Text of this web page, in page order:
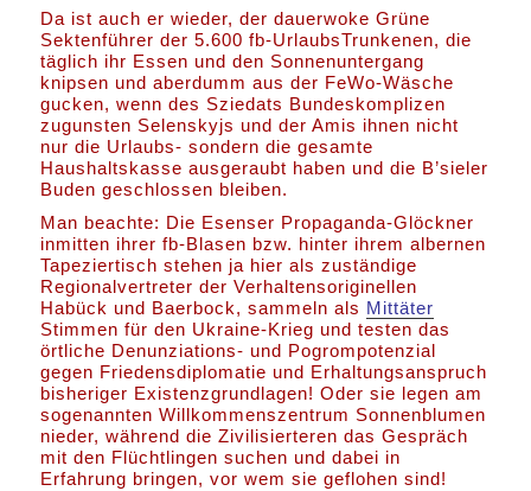
Da ist auch er wieder, der dauerwoke Grüne
Sektenführer der 5.600 fb-UrlaubsTrunkenen, die
täglich ihr Essen und den Sonnenuntergang
knipsen und aberdumm aus der FeWo-Wäsche
gucken, wenn des Sziedats Bundeskomplizen
zugunsten Selenskyjs und der Amis ihnen nicht
nur die Urlaubs- sondern die gesamte
Haushaltskasse ausgeraubt haben und die B’sieler
Buden geschlossen bleiben.
Man beachte: Die Esenser Propaganda-Glöckner
inmitten ihrer fb-Blasen bzw. hinter ihrem albernen
Tapeziertisch stehen ja hier als zuständige
Regionalvertreter der Verhaltensoriginellen
Habück und Baerbock, sammeln als Mittäter
Stimmen für den Ukraine-Krieg und testen das
örtliche Denunziations- und Pogrompotenzial
gegen Friedensdiplomatie und Erhaltungsanspruch
bisheriger Existenzgrundlagen! Oder sie legen am
sogenannten Willkommenszentrum Sonnenblumen
nieder, während die Zivilisierteren das Gespräch
mit den Flüchtlingen suchen und dabei in
Erfahrung bringen, vor wem sie geflohen sind!